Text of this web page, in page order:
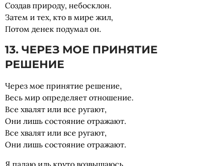
Создав природу, небосклон.
Затем и тех, кто в мире жил,
Потом денек подумал он.
13. ЧЕРЕЗ МОЕ ПРИНЯТИЕ
РЕШЕНИЕ
Через мое принятие решение,
Весь мир определяет отношение.
Все хвалят или все ругают,
Они лишь состояние отражают.
Все хвалят или все ругают,
Они лишь состояние отражают.
Я падаю иль круто возвышаюсь.